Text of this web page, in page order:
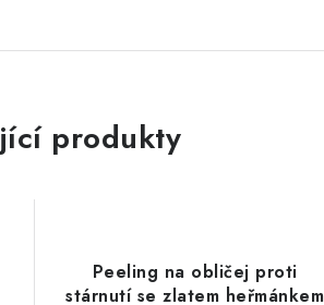
produkty
Peeling na obličej proti
stárnutí se zlatem heřmánkem